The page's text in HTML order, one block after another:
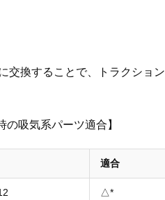
交換することで、トラクション
吸気系パーツ適合】
適合
△*